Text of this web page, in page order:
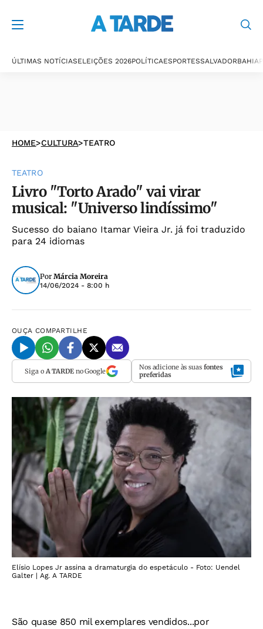
ÚLTIMAS NOTÍCIASELEIÇÕES 2026POLÍTICAESPORTESSALVADORBAHIA
HOME>CULTURA>TEATRO
TEATRO
Livro "Torto Arado" vai virar
musical: "Universo lindíssimo"
Sucesso do baiano Itamar Vieira Jr. já foi traduzido
para 24 idiomas
Por Márcia Moreira
14/06/2024 - 8:00 h
OUÇA COMPARTILHE
Siga o A TARDEno Google Nos adicione às suas fontes
preferidas
Elísio Lopes Jr assina a dramaturgia do espetáculo - Foto: Uendel
Galter | Ag. A TARDE
São quase 850 mil exemplares vendidos...por